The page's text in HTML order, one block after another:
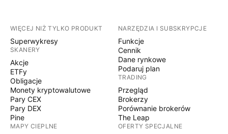
WIĘCEJ NIŻ TYLKO PRODUKT
Superwykresy
SKANERY
Akcje
ETFy
Obligacje
Monety kryptowalutowe
Pary CEX
Pary DEX
Pine
MAPY CIEPLNE
NARZĘDZIA I SUBSKRYPCJE
Funkcje
Cennik
Dane rynkowe
Podaruj plan
TRADING
Przegląd
Brokerzy
Porównanie brokerów
The Leap
OFERTY SPECJALNE